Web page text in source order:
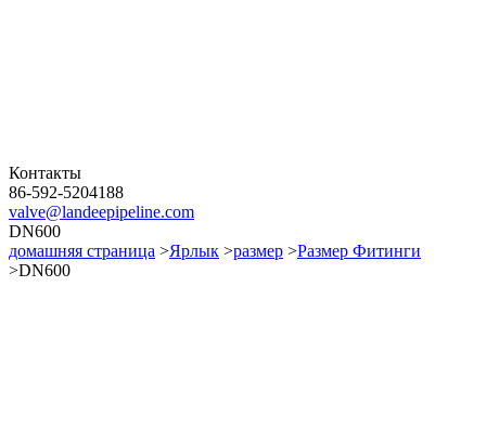
Контакты
86-592-5204188
valve@landeepipeline.com
DN600
домашняя страница >Ярлык >размер >Размер Фитинги
>DN600